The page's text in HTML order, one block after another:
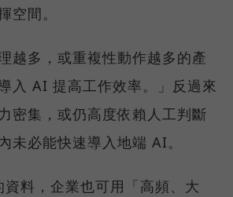
空間。
越多，或重複性動作越多的產
入 AI 提高工作效率。」反過來
密集，或仍高度依賴人工判斷
未必能快速導入地端 AI。
料，企業也可用「高頻、大